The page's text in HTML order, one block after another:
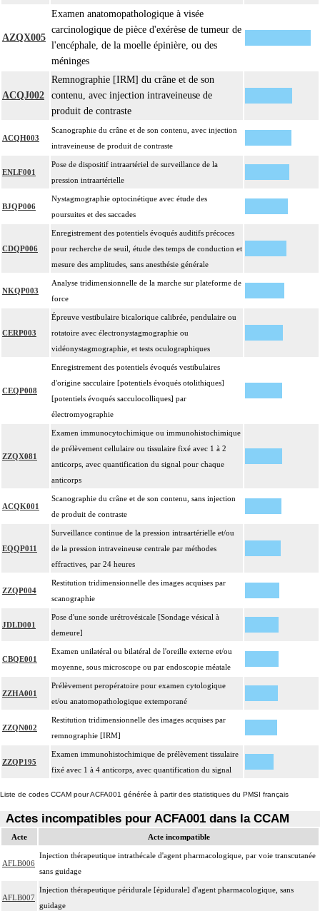
AZQX005
Examen anatomopathologique à visée
carcinologique de pièce d'exérèse de tumeur de
l'encéphale, de la moelle épinière, ou des
méninges
ACQJ002
Remnographie [IRM] du crâne et de son
contenu, avec injection intraveineuse de
produit de contraste
ACQH003
Scanographie du crâne et de son contenu, avec injection
intraveineuse de produit de contraste
ENLF001
Pose de dispositif intraartériel de surveillance de la
pression intraartérielle
BJQP006
Nystagmographie optocinétique avec étude des
poursuites et des saccades
CDQP006
Enregistrement des potentiels évoqués auditifs précoces
pour recherche de seuil, étude des temps de conduction et
mesure des amplitudes, sans anesthésie générale
NKQP003
Analyse tridimensionnelle de la marche sur plateforme de
force
CERP003
Épreuve vestibulaire bicalorique calibrée, pendulaire ou
rotatoire avec électronystagmographie ou
vidéonystagmographie, et tests oculographiques
CEQP008
Enregistrement des potentiels évoqués vestibulaires
d'origine sacculaire [potentiels évoqués otolithiques]
[potentiels évoqués sacculocolliques] par
électromyographie
ZZQX081
Examen immunocytochimique ou immunohistochimique
de prélèvement cellulaire ou tissulaire fixé avec 1 à 2
anticorps, avec quantification du signal pour chaque
anticorps
ACQK001
Scanographie du crâne et de son contenu, sans injection
de produit de contraste
EQQP011
Surveillance continue de la pression intraartérielle et/ou
de la pression intraveineuse centrale par méthodes
effractives, par 24 heures
ZZQP004
Restitution tridimensionnelle des images acquises par
scanographie
JDLD001
Pose d'une sonde urétrovésicale [Sondage vésical à
demeure]
CBQE001
Examen unilatéral ou bilatéral de l'oreille externe et/ou
moyenne, sous microscope ou par endoscopie méatale
ZZHA001
Prélèvement peropératoire pour examen cytologique
et/ou anatomopathologique extemporané
ZZQN002
Restitution tridimensionnelle des images acquises par
remnographie [IRM]
ZZQP195
Examen immunohistochimique de prélèvement tissulaire
fixé avec 1 à 4 anticorps, avec quantification du signal
Liste de codes CCAM pour ACFA001 générée à partir des statistiques du PMSI français
Actes incompatibles pour ACFA001 dans la CCAM
Acte Acte incompatible
AFLB006
Injection thérapeutique intrathécale d'agent pharmacologique, par voie transcutanée
sans guidage
AFLB007
Injection thérapeutique péridurale [épidurale] d'agent pharmacologique, sans
guidage